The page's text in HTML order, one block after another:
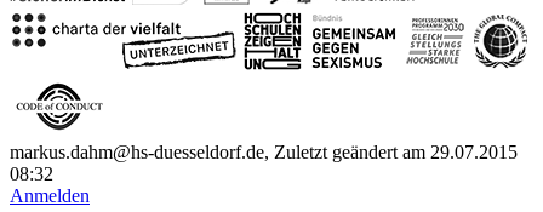
markus.dahm@hs-duesseldorf.de, Zuletzt geändert am 29.07.2015
08:32
Anmelden